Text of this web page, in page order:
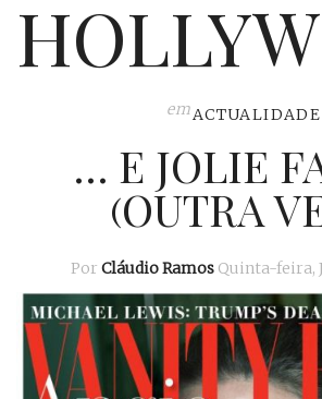
emACTUALIDADE
… E JOLIE
(OUTRA
Por Cláudio Ramos Quinta-feira,